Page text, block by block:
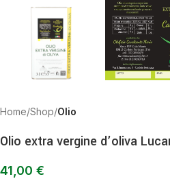
Home Shop Olio
Olio extra vergine d’oliva
41,00 €